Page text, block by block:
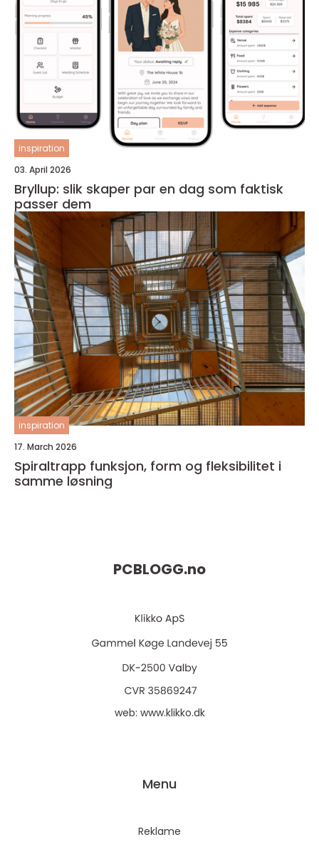
inspiration
03. April 2026
Bryllup: slik skaper par en dag som faktisk
passer dem
inspiration
17. March 2026
Spiraltrapp funksjon, form og fleksibilitet i
samme løsning
PCBLOGG.no
web: www.klikko.dk
Menu
Reklame